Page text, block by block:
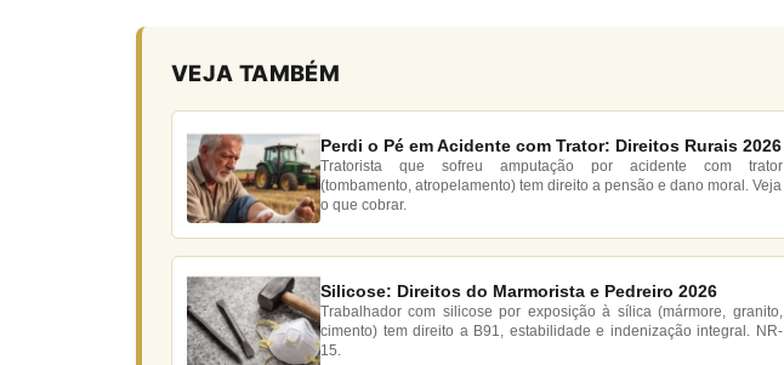
VEJA TAMBÉM
Perdi o Pé em Acidente com Trator: Direitos Rurais 2026
Tratorista que sofreu amputação por acidente com trator
(tombamento, atropelamento) tem direito a pensão e dano moral. Veja
o que cobrar.
Silicose: Direitos do Marmorista e Pedreiro 2026
Trabalhador com silicose por exposição à sílica (mármore, granito,
cimento) tem direito a B91, estabilidade e indenização integral. NR-
15.